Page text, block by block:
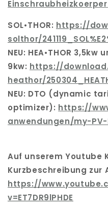
Einschraubheizkoerper_
SOL•THOR: https://
solthor/
NEU: HEA•THOR 3,5kw
9kw: https://
heathor/
NEU: DTO (dynamic
optimizer): https://
anwendungen/my-PV-
Auf unserem Youtube
Kurzbeschreibung zur
https://
v=ET7DR9lPHDE